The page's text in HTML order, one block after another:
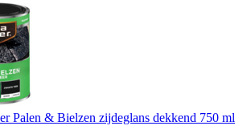
Palen & Bielzen zijdeglans dekkend 750 ml